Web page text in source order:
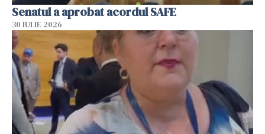
Senatul a aprobat acordul SAFE
30 IULIE 2026